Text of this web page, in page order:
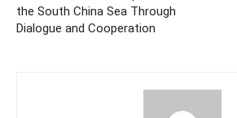
the South China Sea Through
Dialogue and Cooperation